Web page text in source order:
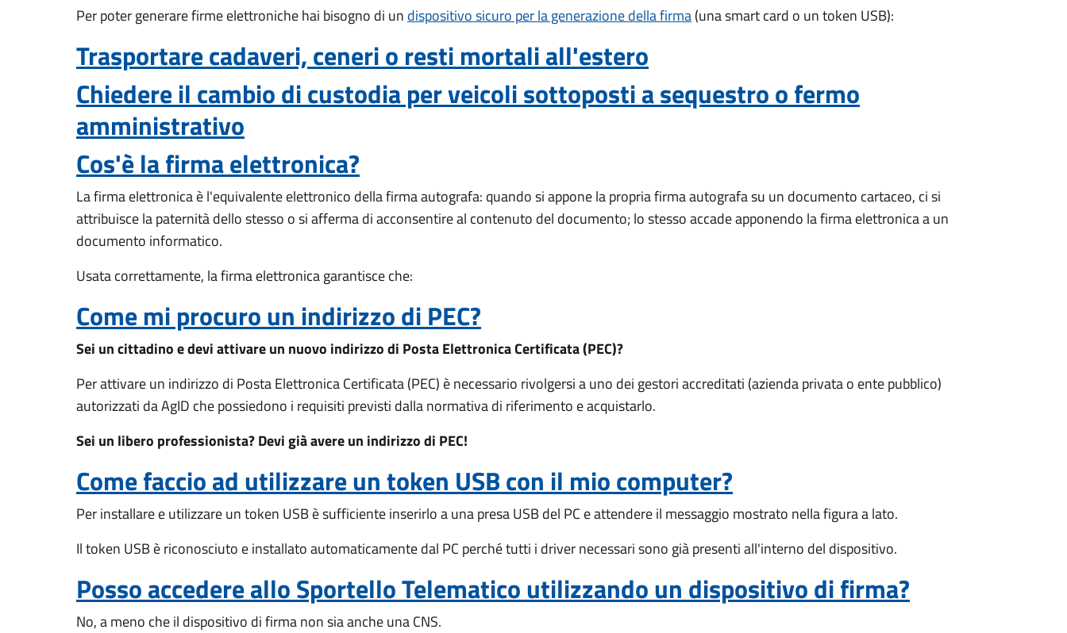
Per poter generare firme elettroniche hai bisogno di un dispositivo sicuro per la generazione della firma(una smart card o un token USB):
Trasportare cadaveri, ceneri o resti mortali all'estero
Chiedere il cambio di custodia per veicoli sottoposti a sequestro o fermo
amministrativo
Cos'è la firma elettronica?
La firma elettronica è l'equivalente elettronico della firma autografa: quando si appone la propria firma autografa su un documento cartaceo, ci si
attribuisce la paternità dello stesso o si afferma di acconsentire al contenuto del documento; lo stesso accade apponendo la firma elettronica a un
documento informatico.
Usata correttamente, la firma elettronica garantisce che:
Come mi procuro un indirizzo di PEC?
Sei un cittadino e devi attivare un nuovo indirizzo di Posta Elettronica Certificata (PEC)?
Per attivare un indirizzo di Posta Elettronica Certificata (PEC) è necessario rivolgersi a uno dei gestori accreditati (azienda privata o ente pubblico)
autorizzati da AgID che possiedono i requisiti previsti dalla normativa di riferimento e acquistarlo.
Sei un libero professionista? Devi già avere un indirizzo di PEC!
Come faccio ad utilizzare un token USB con il mio computer?
Per installare e utilizzare un token USB è sufficiente inserirlo a una presa USB del PC e attendere il messaggio mostrato nella figura a lato.
Il token USB è riconosciuto e installato automaticamente dal PC perché tutti i driver necessari sono già presenti all'interno del dispositivo.
Posso accedere allo Sportello Telematico utilizzando un dispositivo di firma?
No, a meno che il dispositivo di firma non sia anche una CNS.